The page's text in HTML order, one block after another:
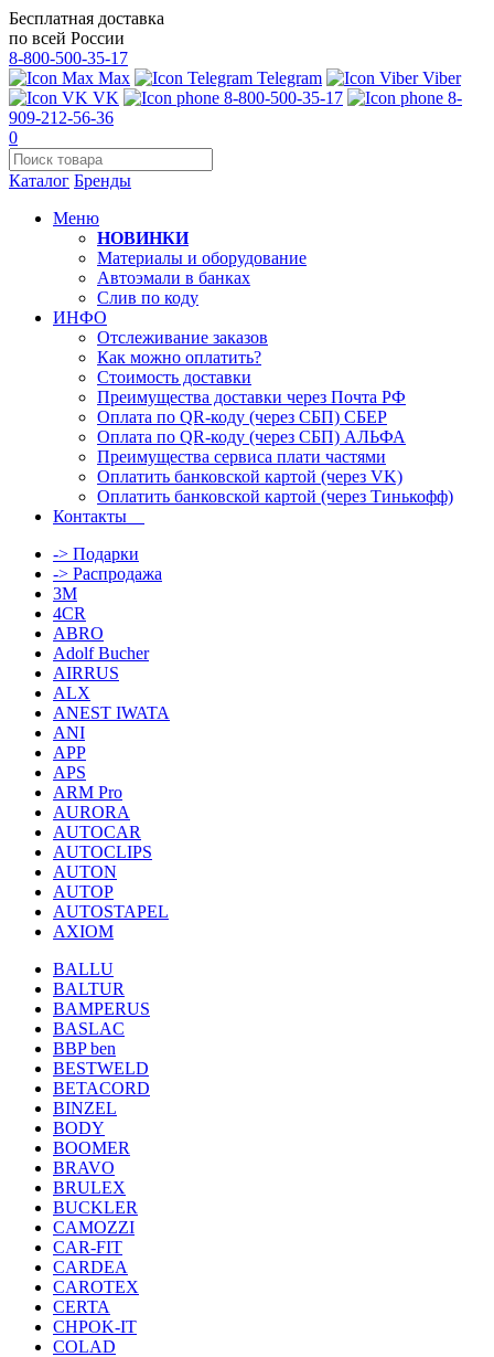
Бесплатная доставка
по всей России
8-800-500-35-17
Max
Telegram
Viber
VK
8-800-500-35-17
8-
909-212-56-36
0
Каталог Бренды
Меню
НОВИНКИ
Материалы и оборудование
Автоэмали в банках
Слив по коду
ИНФО
Отслеживание заказов
Как можно оплатить?
Стоимость доставки
Преимущества доставки через Почта РФ
Оплата по QR-коду (через СБП) СБЕР
Оплата по QR-коду (через СБП) АЛЬФА
Преимущества сервиса плати частями
Оплатить банковской картой (через VK)
Оплатить банковской картой (через Тинькофф)
Контакты
-> Подарки
-> Распродажа
3M
4CR
ABRO
Adolf Bucher
AIRRUS
ALX
ANEST IWATA
ANI
APP
APS
ARM Pro
AURORA
AUTOCAR
AUTOCLIPS
AUTON
AUTOP
AUTOSTAPEL
AXIOM
BALLU
BALTUR
BAMPERUS
BASLAC
BBP ben
BESTWELD
BETACORD
BINZEL
BODY
BOOMER
BRAVO
BRULEX
BUCKLER
CAMOZZI
CAR-FIT
CARDEA
CAROTEX
CERTA
CHPOK-IT
COLAD